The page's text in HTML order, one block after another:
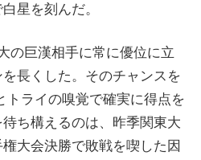
星を刻んだ。
の巨漢相手に常に優位に立
長くした。そのチャンスを
トライの嗅覚で確実に得点を
ち構えるのは、昨季関東大
大会決勝で敗戦を喫した因